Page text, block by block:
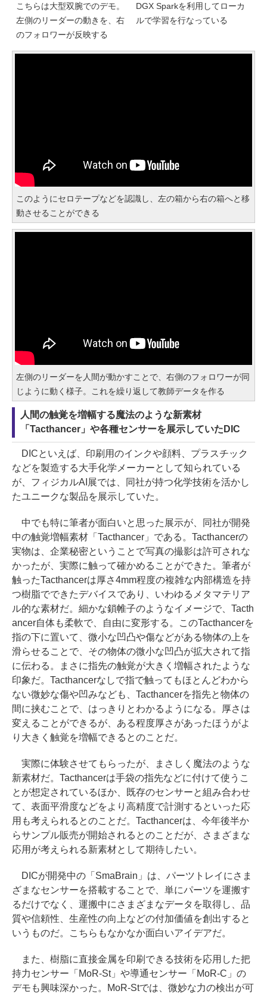
こちらは大型双腕でのデモ。
左側のリーダーの動きを、右
のフォロワーが反映する
DGX Sparkを利用してローカ
ルで学習を行なっている
このようにセロテープなどを認識し、左の箱から右の箱へと移
動させることができる
左側のリーダーを人間が動かすことで、右側のフォロワーが同
じように動く様子。これを繰り返して教師データを作る
人間の触覚を増幅する魔法のような新素材
「Tacthancer」や各種センサーを展示していたDIC
DICといえば、印刷用のインクや顔料、プラスチック
などを製造する大手化学メーカーとして知られている
が、フィジカルAI展では、同社が持つ化学技術を活かし
たユニークな製品を展示していた。
中でも特に筆者が面白いと思った展示が、同社が開発
中の触覚増幅素材「Tacthancer」である。Tacthancerの
実物は、企業秘密ということで写真の撮影は許可されな
かったが、実際に触って確かめることができた。筆者が
触ったTacthancerは厚さ4mm程度の複雑な内部構造を持
つ樹脂でできたデバイスであり、いわゆるメタマテリア
ル的な素材だ。細かな鎖帷子のようなイメージで、Tacth
ancer自体も柔軟で、自由に変形する。このTacthancerを
指の下に置いて、微小な凹凸や傷などがある物体の上を
滑らせることで、その物体の微小な凹凸が拡大されて指
に伝わる。まさに指先の触覚が大きく増幅されたような
印象だ。Tacthancerなしで指で触ってもほとんどわから
ない微妙な傷や凹みなども、Tacthancerを指先と物体の
間に挟むことで、はっきりとわかるようになる。厚さは
変えることができるが、ある程度厚さがあったほうがよ
り大きく触覚を増幅できるとのことだ。
実際に体験させてもらったが、まさしく魔法のような
新素材だ。Tacthancerは手袋の指先などに付けて使うこ
とが想定されているほか、既存のセンサーと組み合わせ
て、表面平滑度などをより高精度で計測するといった応
用も考えられるとのことだ。Tacthancerは、今年後半か
らサンプル販売が開始されるとのことだが、さまざまな
応用が考えられる新素材として期待したい。
DICが開発中の「SmaBrain」は、パーツトレイにさま
ざまなセンサーを搭載することで、単にパーツを運搬す
るだけでなく、運搬中にさまざまなデータを取得し、品
質や信頼性、生産性の向上などの付加価値を創出すると
いうものだ。こちらもなかなか面白いアイデアだ。
また、樹脂に直接金属を印刷できる技術を応用した把
持力センサー「MoR-St」や導通センサー「MoR-C」の
デモも興味深かった。MoR-Stでは、微妙な力の検出が可